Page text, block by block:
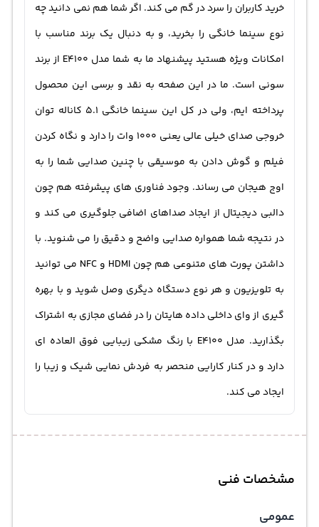
خرید کاربران را سرد در گم می کند. اگر شما هم نمی دانید چه
نوع سینما خانگی را بخرید، و به دنبال یک برند مناسب با
امکانات ویژه هستید پیشنهاد ما به شما مدل E4100 از برند
سونی است. ما در این صفحه به نقد و برسی این محصول
پرداخته ایم، ولی در کل این سینما خانگی 5.1 کاناله توان
خروجی صدای خیلی عالی یعنی 1000 وات را دارد و نگاه کردن
فیلم و گوش دادن به موسیقی با چنین صدایی شما را به
اوج هیجان می رساند. وجود فناوری های پیشرفته هم چون
دالبی دیجیتال از ایجاد صداهای اضافی جلوگیری می کند و
در نتیجه شما همواره صدایی واضح و دقیق را می شنوید. با
داشتن پورت های متنوعی هم چون HDMI و NFC می توانید
به تلویزیون و هر نوع دستگاه دیگری وصل شوید و با بهره
گیری از وای داخلی داده هایتان را در فضای مجازی به اشتراک
بگذارید. مدل E4100 با رنگ مشکی زیبایی فوق العاده ای
دارد و در کنار کارایی منحصر به فردش نمایی شیک و زیبا را
ایجاد می کند.
مشخصات فنی
عمومی